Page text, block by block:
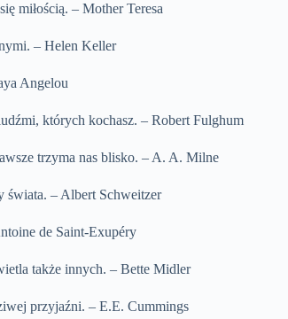
miłością. – Mother Teresa
– Helen Keller
Angelou
których kochasz. – Robert Fulghum
trzyma nas blisko. – A. A. Milne
świata. – Albert Schweitzer
de Saint-Exupéry
także innych. – Bette Midler
przyjaźni. – E.E. Cummings